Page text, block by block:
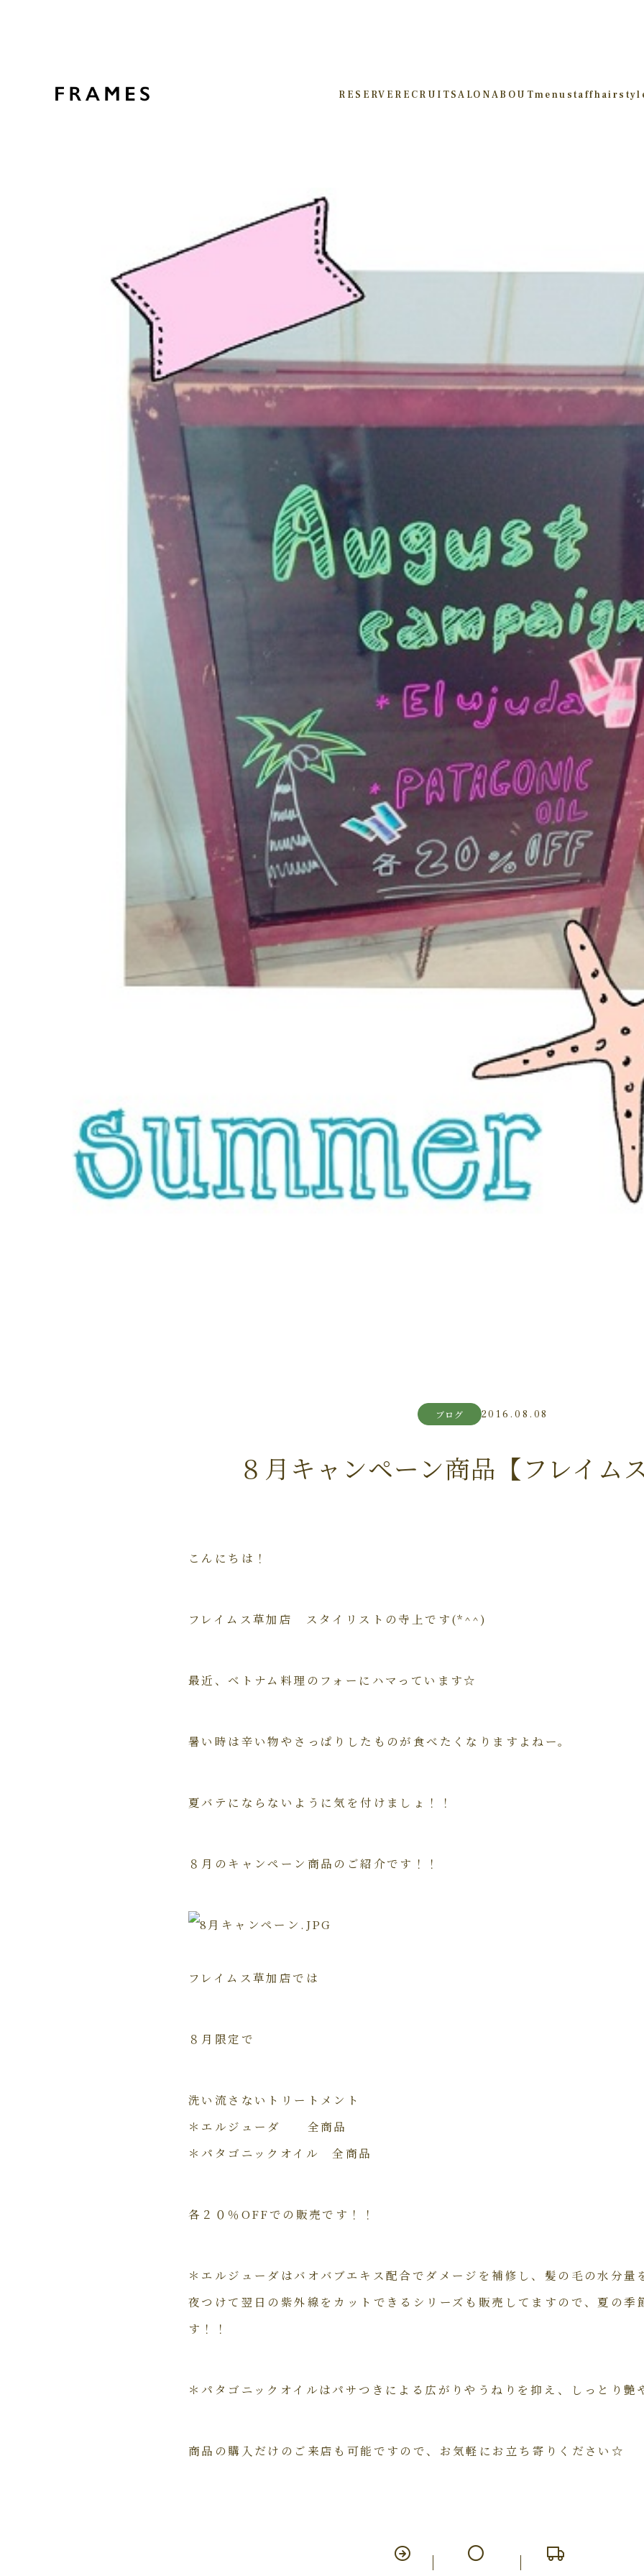
RESERVE RECRUITSALONABOUTmenu staff
ブログ 2016.08.08
８月キャンペーン商品【フレイム
こんにちは！
フレイムス草加店 スタイリストの寺上です(*^^)
最近、ベトナム料理のフォーにハマっています☆
暑い時は辛い物やさっぱりしたものが食べたくなりますよねー。
夏バテにならないように気を付けましょ！！
８月のキャンペーン商品のご紹介です！！
フレイムス草加店では
８月限定で
洗い流さないトリートメント
＊エルジューダ 全商品
＊パタゴニックオイル 全商品
各２０％OFFでの販売です！！
＊エルジューダはバオバブエキス配合でダメージを補修し、髪の毛の水分量
夜つけて翌日の紫外線をカットできるシリーズも販売してますので、夏の季
す！！
＊パタゴニックオイルはパサつきによる広がりやうねりを抑え、しっとり艶
商品の購入だけのご来店も可能ですので、お気軽にお立ち寄りください☆